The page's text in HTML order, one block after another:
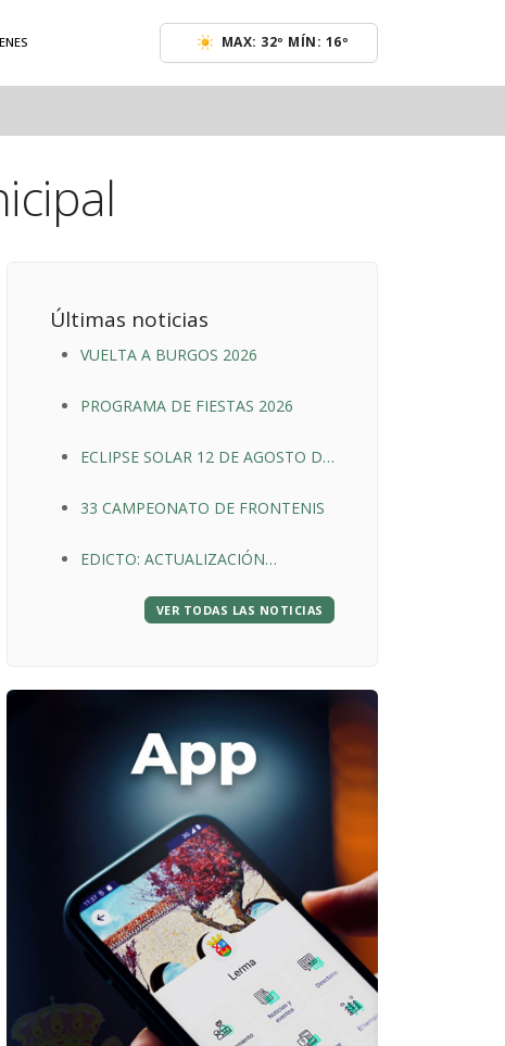
MAX: 32º MÍN: 16º
Últimas noticias
VUELTA A BURGOS 2026
PROGRAMA DE FIESTAS 2026
ECLIPSE SOLAR 12 DE AGOSTO DE
33 CAMPEONATO DE FRONTENIS
EDICTO: ACTUALIZACIÓN
VER TODAS LAS NOTICIAS